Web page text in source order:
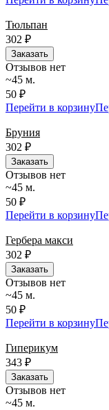
Тюльпан
302 ₽
Заказать
Отзывов нет
~45 м.
50 ₽
Перейти в корзину
Бруния
302 ₽
Заказать
Отзывов нет
~45 м.
50 ₽
Перейти в корзину
Гербера макси
302 ₽
Заказать
Отзывов нет
~45 м.
50 ₽
Перейти в корзину
Гиперикум
343 ₽
Заказать
Отзывов нет
~45 м.